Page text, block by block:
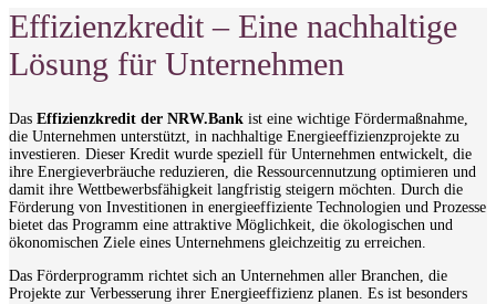
Effizienzkredit – Eine nachhaltige
Lösung für Unternehmen
Das Effizienzkredit der NRW.Bank ist eine wichtige Fördermaßnahme,
die Unternehmen unterstützt, in nachhaltige Energieeffizienzprojekte zu
investieren. Dieser Kredit wurde speziell für Unternehmen entwickelt, die
ihre Energieverbräuche reduzieren, die Ressourcennutzung optimieren und
damit ihre Wettbewerbsfähigkeit langfristig steigern möchten. Durch die
Förderung von Investitionen in energieeffiziente Technologien und Prozesse
bietet das Programm eine attraktive Möglichkeit, die ökologischen und
ökonomischen Ziele eines Unternehmens gleichzeitig zu erreichen.
Das Förderprogramm richtet sich an Unternehmen aller Branchen, die
Projekte zur Verbesserung ihrer Energieeffizienz planen. Es ist besonders